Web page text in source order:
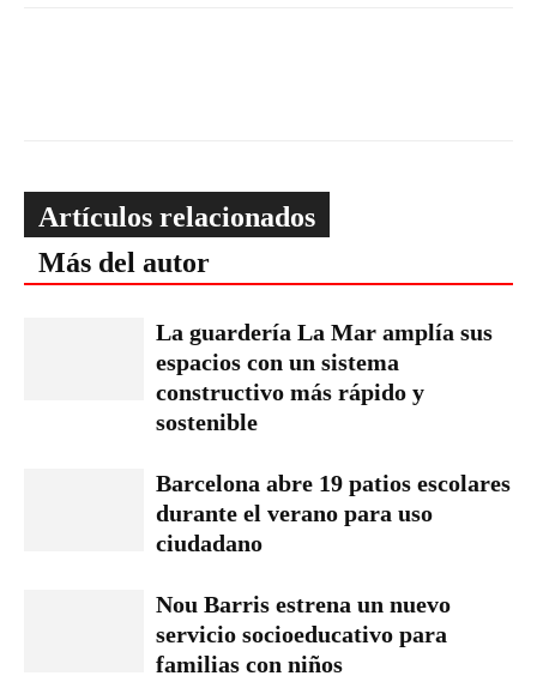
Artículos relacionados
Más del autor
La guardería La Mar amplía sus
espacios con un sistema
constructivo más rápido y
sostenible
Barcelona abre 19 patios escolares
durante el verano para uso
ciudadano
Nou Barris estrena un nuevo
servicio socioeducativo para
familias con niños